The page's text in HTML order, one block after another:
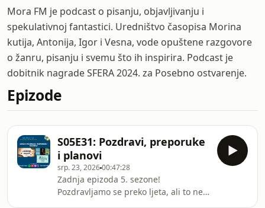
Mora FM je podcast o pisanju, objavljivanju i
spekulativnoj fantastici. Uredništvo časopisa Morina
kutija, Antonija, Igor i Vesna, vode opuštene razgovore
o žanru, pisanju i svemu što ih inspirira. Podcast je
dobitnik nagrade SFERA 2024. za Posebno ostvarenje.
Epizode
S05E31: Pozdravi, preporuke
i planovi
srp. 23, 202600:47:28
Zadnja epizoda 5. sezone!
Pozdravljamo se preko ljeta, ali to ne